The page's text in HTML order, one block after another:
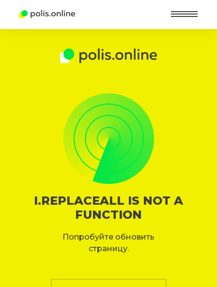
I.REPLACEALL IS NOT A
FUNCTION
Попробуйте обновить
страницу.